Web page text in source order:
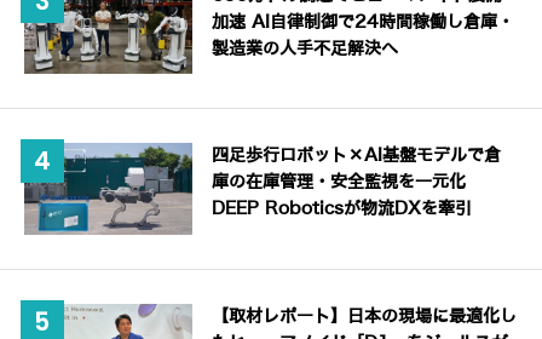
加速 AI自律制御で24時間稼働し倉庫・
製造業の人手不足解決へ
四足歩行ロボット×AI基盤モデルで倉
庫の在庫管理・安全監視を一元化
DEEP Roboticsが物流DXを牽引
【取材レポート】日本の現場に最適化し